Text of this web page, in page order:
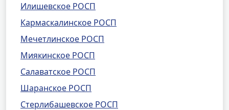
Илишевское РОСП
Кармаскалинское РОСП
Мечетлинское РОСП
Миякинское РОСП
Салаватское РОСП
Шаранское РОСП
Стерлибашевское РОСП